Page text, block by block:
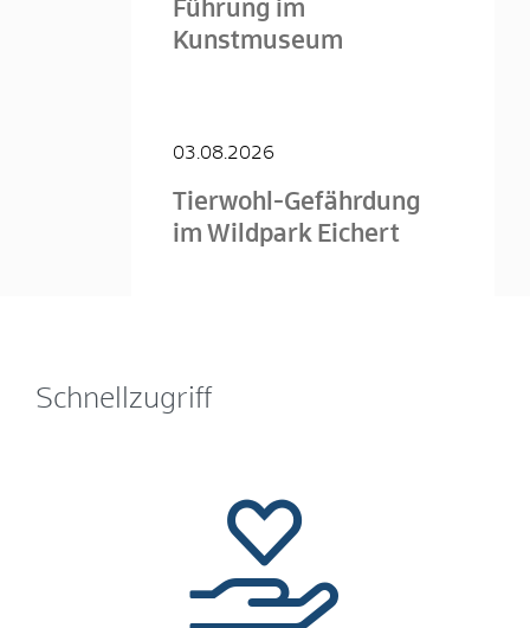
Führung im
Kunstmuseum
03.08.2026
Tierwohl-Gefährdung
im Wildpark Eichert
Schnellzugriff